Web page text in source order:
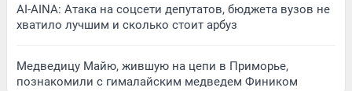
AI-AINA: Атака на соцсети депутатов, бюджета вузов не
хватило лучшим и сколько стоит арбуз
Медведицу Майю, жившую на цепи в Приморье,
познакомили с гималайским медведем Фиником